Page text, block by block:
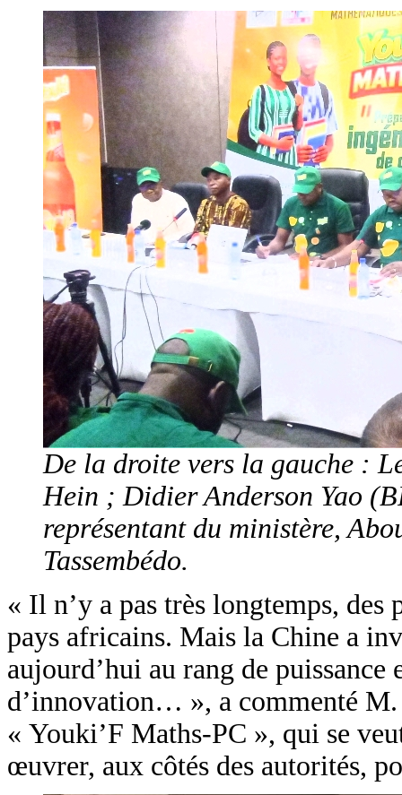
De la droite vers la gauche :
Hein ; Didier Anderson Yao
représentant du ministère,
Tassembédo.
« Il n’y a pas très longtemps, des
pays africains. Mais la Chine a
aujourd’hui au rang de
d’innovation… », a commenté
« Youki’F Maths-PC », qui se
œuvrer, aux côtés des autorités,